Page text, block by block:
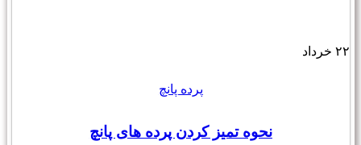
۲۲ خرداد
پرده پانچ
نحوه تمیز کردن پرده های پانچ